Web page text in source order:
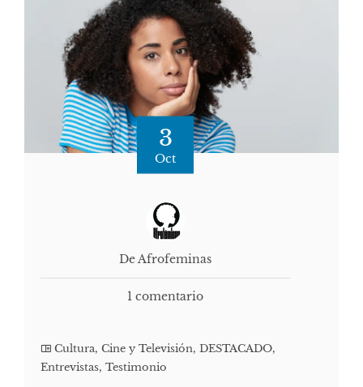
3
Oct
De Afrofeminas
1 comentario
Cultura, Cine y Televisión, DESTACADO,
Entrevistas, Testimonio